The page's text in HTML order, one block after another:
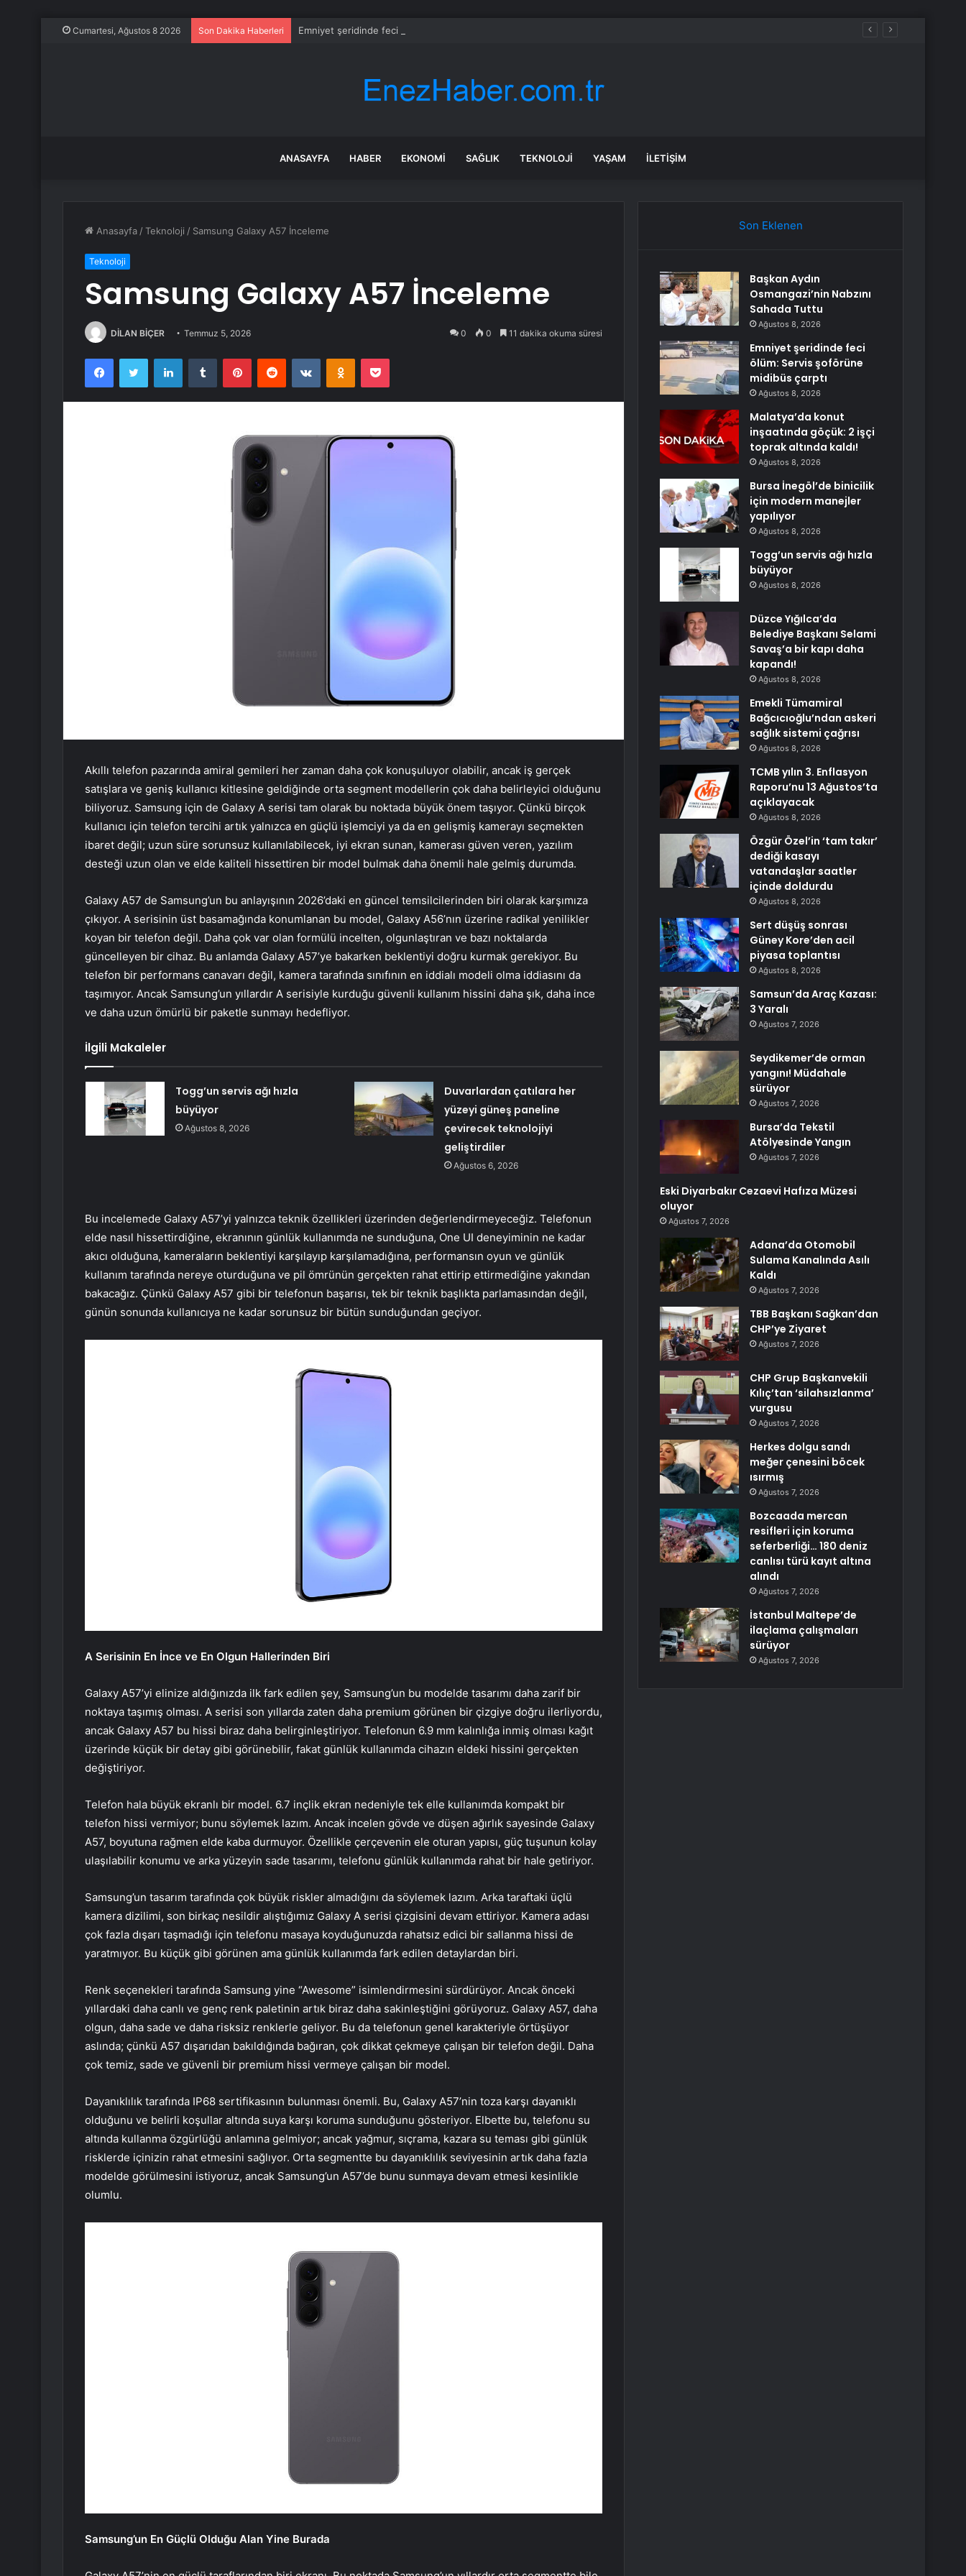
Cumartesi, Ağustos 8 2026 Son Dakika Haberleri Emniyet şeridinde feci ölüm: Servis şoförüne midibüs çarptı
ANASAYFA HABER EKONOMI SAĞLIK TEKNOLOJI YAŞAM İLETIŞIM
Anasayfa /Teknoloji / Samsung Galaxy A57 İnceleme
Teknoloji
Samsung Galaxy A57 İnceleme
DİLAN BİÇER Temmuz 5, 2026 0 0 11 dakika okuma süresi
FacebookTwitter LinkedInTumblr PinterestReddit VKontakteOdnoklassniki
Pocket
Akıllı telefon pazarında amiral gemileri her zaman daha çok konuşuluyor olabilir, ancak iş gerçek
satışlara ve geniş kullanıcı kitlesine geldiğinde orta segment modellerin çok daha belirleyici olduğunu
biliyoruz. Samsung için de Galaxy A serisi tam olarak bu noktada büyük önem taşıyor. Çünkü birçok
kullanıcı için telefon tercihi artık yalnızca en güçlü işlemciyi ya da en gelişmiş kamerayı seçmekten
ibaret değil; uzun süre sorunsuz kullanılabilecek, iyi ekran sunan, kamerası güven veren, yazılım
desteği uzun olan ve elde kaliteli hissettiren bir model bulmak daha önemli hale gelmiş durumda.
Galaxy A57 de Samsung’un bu anlayışının 2026’daki en güncel temsilcilerinden biri olarak karşımıza
çıkıyor. A serisinin üst basamağında konumlanan bu model, Galaxy A56’nın üzerine radikal yenilikler
koyan bir telefon değil. Daha çok var olan formülü incelten, olgunlaştıran ve bazı noktalarda
güncelleyen bir cihaz. Bu anlamda Galaxy A57’ye bakarken beklentiyi doğru kurmak gerekiyor. Bu
telefon bir performans canavarı değil, kamera tarafında sınıfının en iddialı modeli olma iddiasını da
taşımıyor. Ancak Samsung’un yıllardır A serisiyle kurduğu güvenli kullanım hissini daha şık, daha ince
ve daha uzun ömürlü bir paketle sunmayı hedefliyor.
İlgili Makaleler
Togg’un servis ağı hızla
büyüyor
Ağustos 8, 2026
Duvarlardan çatılara her
yüzeyi güneş paneline
çevirecek teknolojiyi
geliştirdiler
Ağustos 6, 2026
Bu incelemede Galaxy A57’yi yalnızca teknik özellikleri üzerinden değerlendirmeyeceğiz. Telefonun
elde nasıl hissettirdiğine, ekranının günlük kullanımda ne sunduğuna, One UI deneyiminin ne kadar
akıcı olduğuna, kameraların beklentiyi karşılayıp karşılamadığına, performansın oyun ve günlük
kullanım tarafında nereye oturduğuna ve pil ömrünün gerçekten rahat ettirip ettirmediğine yakından
bakacağız. Çünkü Galaxy A57 gibi bir telefonun başarısı, tek bir teknik başlıkta parlamasından değil,
günün sonunda kullanıcıya ne kadar sorunsuz bir bütün sunduğundan geçiyor.
A Serisinin En İnce ve En Olgun Hallerinden Biri
Galaxy A57’yi elinize aldığınızda ilk fark edilen şey, Samsung’un bu modelde tasarımı daha zarif bir
noktaya taşımış olması. A serisi son yıllarda zaten daha premium görünen bir çizgiye doğru ilerliyordu,
ancak Galaxy A57 bu hissi biraz daha belirginleştiriyor. Telefonun 6.9 mm kalınlığa inmiş olması kağıt
üzerinde küçük bir detay gibi görünebilir, fakat günlük kullanımda cihazın eldeki hissini gerçekten
değiştiriyor.
Telefon hala büyük ekranlı bir model. 6.7 inçlik ekran nedeniyle tek elle kullanımda kompakt bir
telefon hissi vermiyor; bunu söylemek lazım. Ancak incelen gövde ve düşen ağırlık sayesinde Galaxy
A57, boyutuna rağmen elde kaba durmuyor. Özellikle çerçevenin ele oturan yapısı, güç tuşunun kolay
ulaşılabilir konumu ve arka yüzeyin sade tasarımı, telefonu günlük kullanımda rahat bir hale getiriyor.
Samsung’un tasarım tarafında çok büyük riskler almadığını da söylemek lazım. Arka taraftaki üçlü
kamera dizilimi, son birkaç nesildir alıştığımız Galaxy A serisi çizgisini devam ettiriyor. Kamera adası
çok fazla dışarı taşmadığı için telefonu masaya koyduğunuzda rahatsız edici bir sallanma hissi de
yaratmıyor. Bu küçük gibi görünen ama günlük kullanımda fark edilen detaylardan biri.
Renk seçenekleri tarafında Samsung yine “Awesome” isimlendirmesini sürdürüyor. Ancak önceki
yıllardaki daha canlı ve genç renk paletinin artık biraz daha sakinleştiğini görüyoruz. Galaxy A57, daha
olgun, daha sade ve daha risksiz renklerle geliyor. Bu da telefonun genel karakteriyle örtüşüyor
aslında; çünkü A57 dışarıdan bakıldığında bağıran, çok dikkat çekmeye çalışan bir telefon değil. Daha
çok temiz, sade ve güvenli bir premium hissi vermeye çalışan bir model.
Dayanıklılık tarafında IP68 sertifikasının bulunması önemli. Bu, Galaxy A57’nin toza karşı dayanıklı
olduğunu ve belirli koşullar altında suya karşı koruma sunduğunu gösteriyor. Elbette bu, telefonu su
altında kullanma özgürlüğü anlamına gelmiyor; ancak yağmur, sıçrama, kazara su teması gibi günlük
risklerde içinizin rahat etmesini sağlıyor. Orta segmentte bu dayanıklılık seviyesinin artık daha fazla
modelde görülmesini istiyoruz, ancak Samsung’un A57’de bunu sunmaya devam etmesi kesinlikle
olumlu.
Samsung’un En Güçlü Olduğu Alan Yine Burada
Son Eklenen
Başkan Aydın
Osmangazi’nin Nabzını
Sahada Tuttu
Ağustos 8, 2026
Emniyet şeridinde feci
ölüm: Servis şoförüne
midibüs çarptı
Ağustos 8, 2026
Malatya’da konut
inşaatında göçük: 2 işçi
toprak altında kaldı!
Ağustos 8, 2026
Bursa İnegöl’de binicilik
için modern manejler
yapılıyor
Ağustos 8, 2026
Togg’un servis ağı hızla
büyüyor
Ağustos 8, 2026
Düzce Yığılca’da
Belediye Başkanı Selami
Savaş’a bir kapı daha
kapandı!
Ağustos 8, 2026
Emekli Tümamiral
Bağcıcıoğlu’ndan askeri
sağlık sistemi çağrısı
Ağustos 8, 2026
TCMB yılın 3. Enflasyon
Raporu’nu 13 Ağustos’ta
açıklayacak
Ağustos 8, 2026
Özgür Özel’in ‘tam takır’
dediği kasayı
vatandaşlar saatler
içinde doldurdu
Ağustos 8, 2026
Sert düşüş sonrası
Güney Kore’den acil
piyasa toplantısı
Ağustos 8, 2026
Samsun’da Araç Kazası:
3 Yaralı
Ağustos 7, 2026
Seydikemer’de orman
yangını! Müdahale
sürüyor
Ağustos 7, 2026
Bursa’da Tekstil
Atölyesinde Yangın
Ağustos 7, 2026
Eski Diyarbakır Cezaevi Hafıza Müzesi
oluyor
Ağustos 7, 2026
Adana’da Otomobil
Sulama Kanalında Asılı
Kaldı
Ağustos 7, 2026
TBB Başkanı Sağkan’dan
CHP’ye Ziyaret
Ağustos 7, 2026
CHP Grup Başkanvekili
Kılıç’tan ‘silahsızlanma’
vurgusu
Ağustos 7, 2026
Herkes dolgu sandı
meğer çenesini böcek
ısırmış
Ağustos 7, 2026
Bozcaada mercan
resifleri için koruma
seferberliği… 180 deniz
canlısı türü kayıt altına
alındı
Ağustos 7, 2026
İstanbul Maltepe’de
ilaçlama çalışmaları
sürüyor
Ağustos 7, 2026